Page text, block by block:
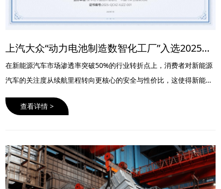
上汽大众“动力电池制造数智化工厂”入选2025汽车新质生产力优秀案例
在新能源汽车市场渗透率突破50%的行业转折点上，消费者对新能源
汽车的关注度从续航里程转向更核心的安全与性价比，这使得新能源
查看详情 >